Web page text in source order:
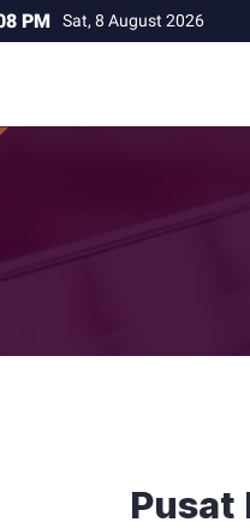
PM Sat, 8 August 2026
Pusat